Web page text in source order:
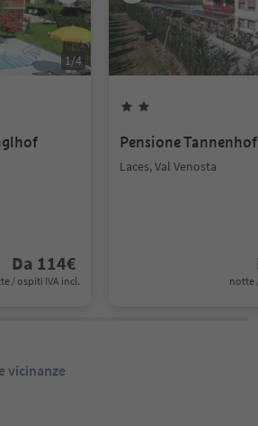
1/4
Da 114€
/ ospiti IVA incl.
Pensione Tannenhof
Laces, Val Venosta
notte
vicinanze